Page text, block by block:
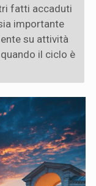
fatti accaduti
importante
su attività
il ciclo è